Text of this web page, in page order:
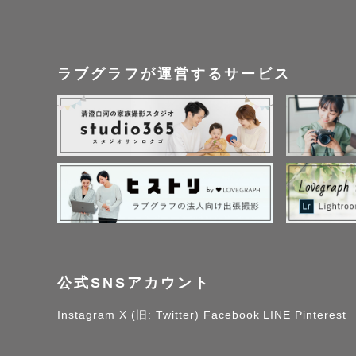
ラブグラフが運営するサービス
公式SNSアカウント
Instagram X (旧: Twitter) Facebook LINE Pinterest